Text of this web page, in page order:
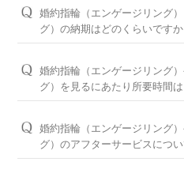
※ホームページで掲載している
結婚指輪の閲覧人気ランキ
シェルジュが、普段のイメー
お伺いして、ダイヤモンドと
ます。
お客様に寄り添い続けてきた
こそ、骨格×指輪診断で似合
クトフィットカウンセリング
ートさせていただきますので
パーフェクトフィットカウン
婚約指輪（エンゲージリング
グ）の納期はどのくらいですか
ステムのため、ご注文いただ
だいております。婚約指輪を
は、予定日の2～3ヶ月程前、
に余裕を持ってご準備いただ
お急ぎの場合はコンシェルジ
婚約指輪（エンゲージリング
グ）を見るにあたり所要時間
案内が可能ですのでお気軽に
ご来店予約はこちら
婚約指輪（エンゲージリング
グ）のアフターサービスについ